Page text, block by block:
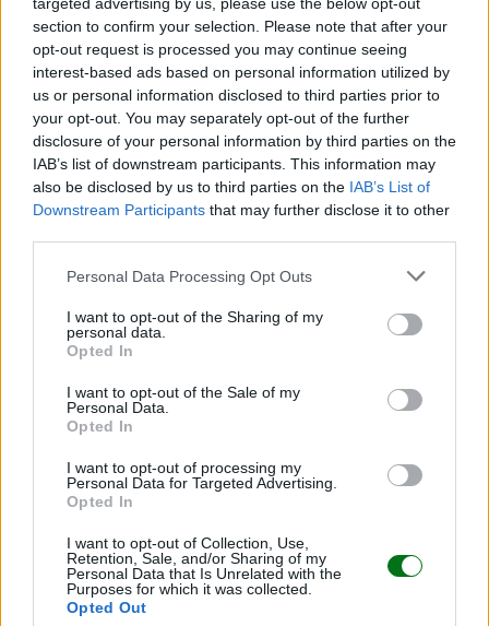
section to confirm your selection. Please note that after your
opt-out request is processed you may continue seeing
interest-based ads based on personal information utilized by
us or personal information disclosed to third parties prior to
your opt-out. You may separately opt-out of the further
disclosure of your personal information by third parties on the
IAB’s list of downstream participants. This information may
also be disclosed by us to third parties on the IAB’s List of
Downstream Participants that may further disclose it to other
Personal Data Processing Opt Outs
I want to opt-out of the Sharing of my
personal data.
Opted In
I want to opt-out of the Sale of my
Personal Data.
Opted In
I want to opt-out of processing my
Personal Data for Targeted Advertising.
Opted In
I want to opt-out of Collection, Use,
Retention, Sale, and/or Sharing of my
Personal Data that Is Unrelated with the
Purposes for which it was collected.
Opted Out
paso?
LEER
Tamiz auditivo neonatal: clave para la detección
temprana de la sordera infantil